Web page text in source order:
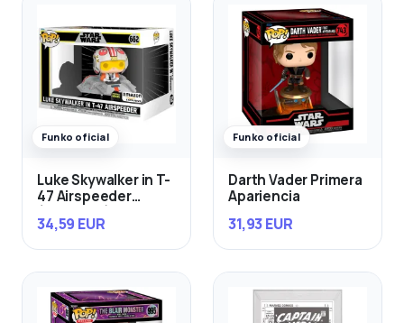
Funko oficial
Luke Skywalker in T-
47 Airspeeder
34,59 EUR
Funko oficial
Darth Vader Primera
Apariencia
31,93 EUR